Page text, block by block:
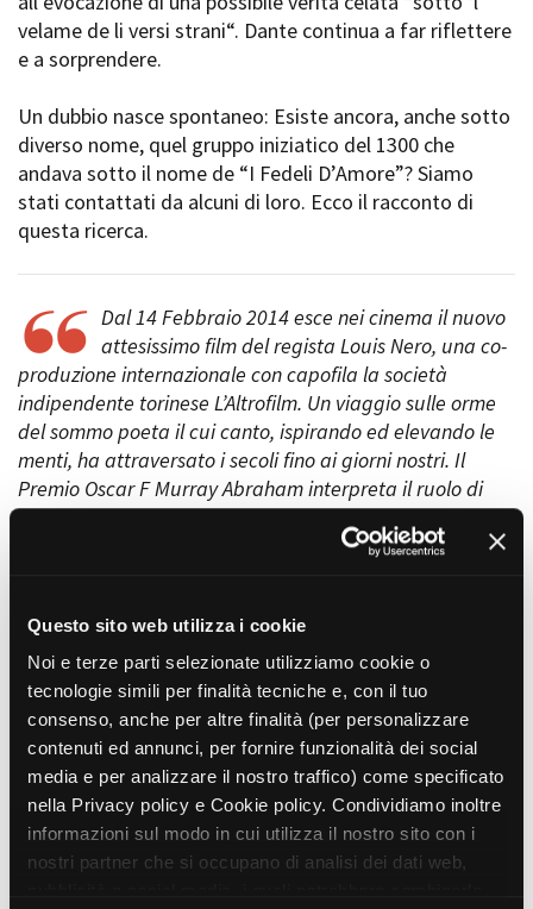
Questo sito web utilizza i cookie
Noi e terze parti selezionate utilizziamo cookie o
tecnologie simili per finalità tecniche e, con il tuo
consenso, anche per altre finalità (per personalizzare
contenuti ed annunci, per fornire funzionalità dei social
media e per analizzare il nostro traffico) come specificato
nella Privacy policy e Cookie policy. Condividiamo inoltre
informazioni sul modo in cui utilizza il nostro sito con i
nostri partner che si occupano di analisi dei dati web,
Attrici-Attori
Beginners
LOCATION GUIDE
FILM DATABASE
BOOK DATABASE
CASTING
STRUMENTI
Location - Accedi al tuo
Newsletter
Lavora con noi
Stage - Tirocini - Scuola e
Lavoro
economia
Amministrazione trasparente
Bandi e gare
Contatti
Credits
velame de li versi strani“. Dante continua a far riflettere
e a sorprendere.
Un dubbio nasce spontaneo: Esiste ancora, anche sotto
diverso nome, quel gruppo iniziatico del 1300 che
andava sotto il nome de “I Fedeli D’Amore”? Siamo
stati contattati da alcuni di loro. Ecco il racconto di
questa ricerca.
Dal 14 Febbraio 2014 esce nei cinema il nuovo
attesissimo film del regista Louis Nero, una co-
produzione internazionale con capofila la società
indipendente torinese L’Altrofilm. Un viaggio sulle orme
del sommo poeta il cui canto, ispirando ed elevando le
menti, ha attraversato i secoli fino ai giorni nostri. Il
Premio Oscar F Murray Abraham interpreta il ruolo di
protagonista, una sorta di Alter Ego di Dante.
per mettere in scena i tre mondi danteschi. Il film
riprende il percorso della Divina Commedia, in cui
l’ascesa al Paradiso è necessariamente preceduta da
una peregrinazione negli Inferi, eccezionalmente
rappresentati dalla Torino sotterranea.
REGIA
Louis Nero